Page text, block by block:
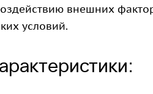
внешних
условий.